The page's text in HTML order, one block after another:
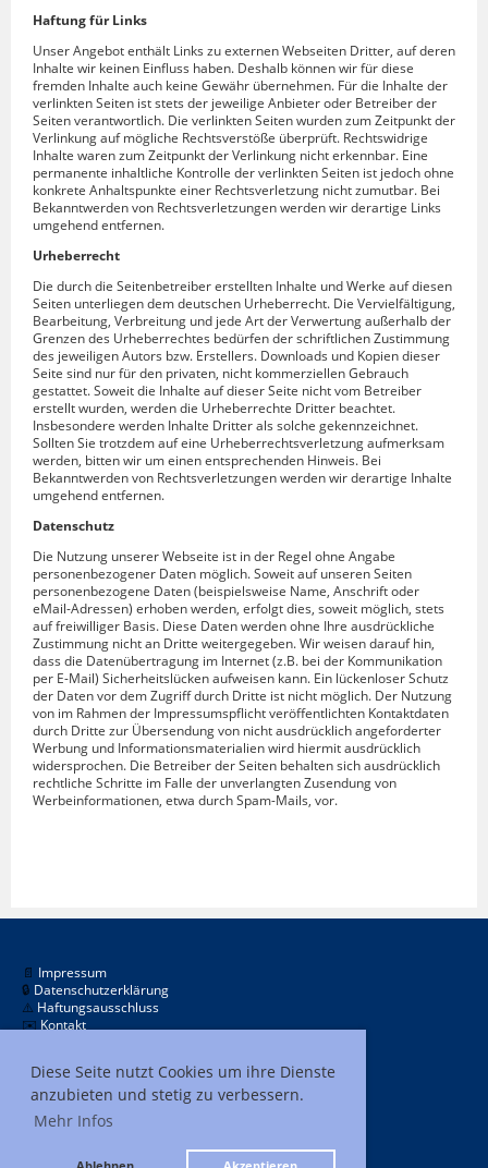
Diese Seite nutzt Cookies um ihre Dienste
anzubieten und stetig zu verbessern.
Mehr Infos
Haftung für Links
Unser Angebot enthält Links zu externen Webseiten Dritter, auf deren
Inhalte wir keinen Einfluss haben. Deshalb können wir für diese
fremden Inhalte auch keine Gewähr übernehmen. Für die Inhalte der
verlinkten Seiten ist stets der jeweilige Anbieter oder Betreiber der
Seiten verantwortlich. Die verlinkten Seiten wurden zum Zeitpunkt der
Verlinkung auf mögliche Rechtsverstöße überprüft. Rechtswidrige
Inhalte waren zum Zeitpunkt der Verlinkung nicht erkennbar. Eine
permanente inhaltliche Kontrolle der verlinkten Seiten ist jedoch ohne
konkrete Anhaltspunkte einer Rechtsverletzung nicht zumutbar. Bei
Bekanntwerden von Rechtsverletzungen werden wir derartige Links
umgehend entfernen.
Urheberrecht
Die durch die Seitenbetreiber erstellten Inhalte und Werke auf diesen
Seiten unterliegen dem deutschen Urheberrecht. Die Vervielfältigung,
Bearbeitung, Verbreitung und jede Art der Verwertung außerhalb der
Grenzen des Urheberrechtes bedürfen der schriftlichen Zustimmung
des jeweiligen Autors bzw. Erstellers. Downloads und Kopien dieser
Seite sind nur für den privaten, nicht kommerziellen Gebrauch
gestattet. Soweit die Inhalte auf dieser Seite nicht vom Betreiber
erstellt wurden, werden die Urheberrechte Dritter beachtet.
Insbesondere werden Inhalte Dritter als solche gekennzeichnet.
Sollten Sie trotzdem auf eine Urheberrechtsverletzung aufmerksam
werden, bitten wir um einen entsprechenden Hinweis. Bei
Bekanntwerden von Rechtsverletzungen werden wir derartige Inhalte
umgehend entfernen.
Datenschutz
Die Nutzung unserer Webseite ist in der Regel ohne Angabe
personenbezogener Daten möglich. Soweit auf unseren Seiten
personenbezogene Daten (beispielsweise Name, Anschrift oder
eMail-Adressen) erhoben werden, erfolgt dies, soweit möglich, stets
auf freiwilliger Basis. Diese Daten werden ohne Ihre ausdrückliche
Zustimmung nicht an Dritte weitergegeben. Wir weisen darauf hin,
dass die Datenübertragung im Internet (z.B. bei der Kommunikation
per E-Mail) Sicherheitslücken aufweisen kann. Ein lückenloser Schutz
der Daten vor dem Zugriff durch Dritte ist nicht möglich. Der Nutzung
von im Rahmen der Impressumspflicht veröffentlichten Kontaktdaten
durch Dritte zur Übersendung von nicht ausdrücklich angeforderter
Werbung und Informationsmaterialien wird hiermit ausdrücklich
widersprochen. Die Betreiber der Seiten behalten sich ausdrücklich
rechtliche Schritte im Falle der unverlangten Zusendung von
Werbeinformationen, etwa durch Spam-Mails, vor.
📄 Impressum
🔒 Datenschutzerklärung
⚠️ Haftungsausschluss
✉️ Kontakt
11.489